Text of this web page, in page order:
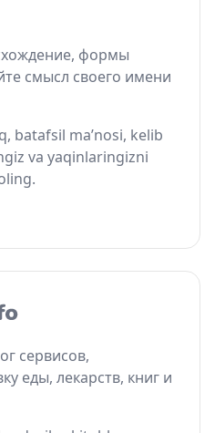
формы
смысл своего имени
batafsil ma’nosi, kelib
va yaqinlaringizni
сервисов,
еды, лекарств, книг и